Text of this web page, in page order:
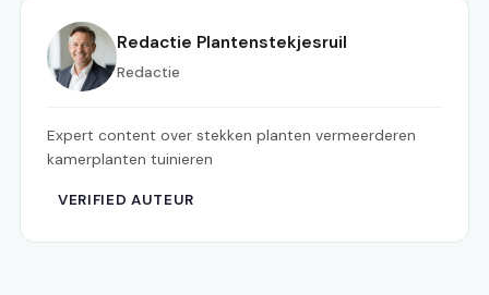
Redactie Plantenstekjesruil
Redactie
Expert content over stekken planten vermeerderen
kamerplanten tuinieren
VERIFIED AUTEUR